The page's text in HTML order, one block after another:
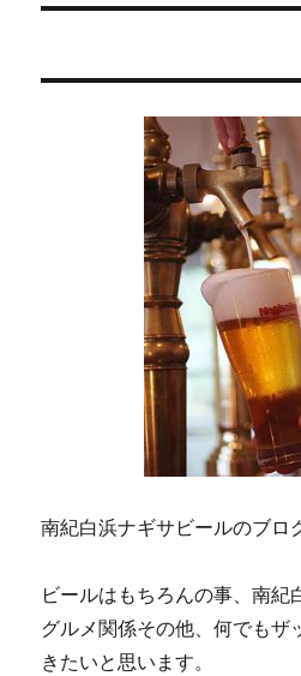
ン
稿:
南紀白浜ナギサビールのブロ
ビールはもちろんの事、南紀
グルメ関係その他、何でもザ
きたいと思います。